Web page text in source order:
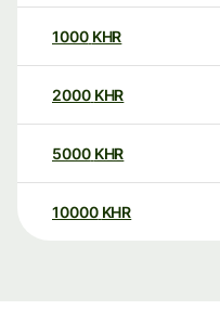
1000 KHR
2000 KHR
5000 KHR
10000 KHR